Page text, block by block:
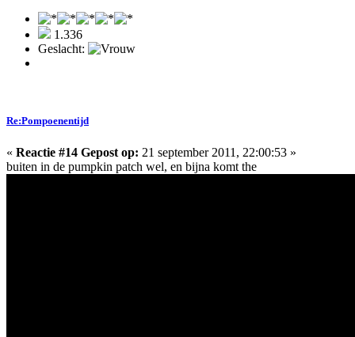
1.336
Geslacht:
Re:Pompoenentijd
« Reactie #14 Gepost op: 21 september 2011, 22:00:53 »
buiten in de pumpkin patch wel, en bijna komt the